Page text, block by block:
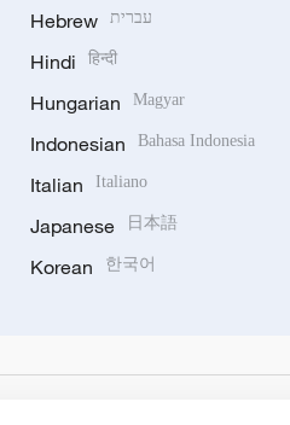
Hebrew עברית
Hindi हिन्दी
Hungarian Magyar
Indonesian Bahasa Indonesia
Italian Italiano
Japanese 日本語
Korean 한국어